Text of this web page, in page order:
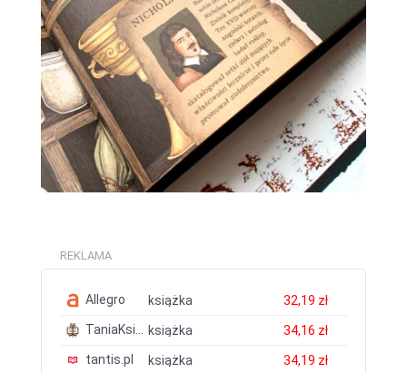
REKLAMA
Allegro książka
32,19 zł
TaniaKsiazka.pl
książka
34,16 zł
tantis.pl
książka
34,19 zł